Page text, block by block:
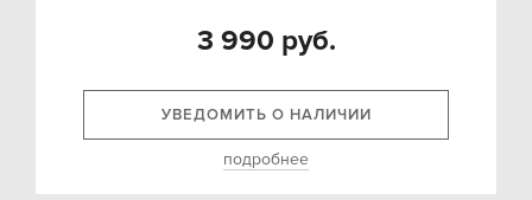
3 990 руб.
УВЕДОМИТЬ О НАЛИЧИИ
подробнее